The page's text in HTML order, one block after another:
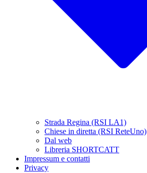
Strada Regina (RSI LA1)
Chiese in diretta (RSI ReteUno)
Dal web
Libreria SHORTCATT
Impressum e contatti
Privacy